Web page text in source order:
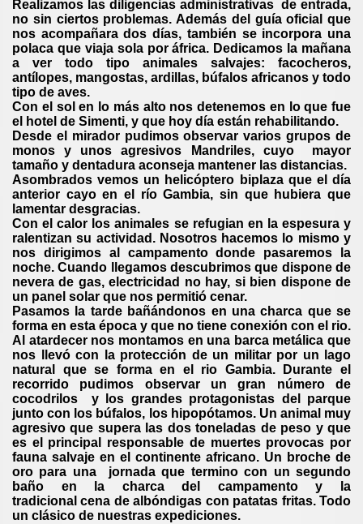
Realizamos las diligencias administrativas de entrada,
no sin ciertos problemas. Además del guía oficial que
nos acompañara dos días, también se incorpora una
polaca que viaja sola por áfrica. Dedicamos la mañana
a ver todo tipo animales salvajes: facocheros,
antílopes, mangostas, ardillas, búfalos africanos y todo
tipo de aves.
Con el sol en lo más alto nos detenemos en lo que fue
el hotel de Simenti, y que hoy día están rehabilitando.
Desde el mirador pudimos observar varios grupos de
monos y unos agresivos Mandriles, cuyo mayor
tamaño y dentadura aconseja mantener las distancias.
Asombrados vemos un helicóptero biplaza que el día
anterior cayo en el río Gambia, sin que hubiera que
lamentar desgracias.
Con el calor los animales se refugian en la espesura y
ralentizan su actividad. Nosotros hacemos lo mismo y
nos dirigimos al campamento donde pasaremos la
noche. Cuando llegamos descubrimos que dispone de
nevera de gas, electricidad no hay, si bien dispone de
un panel solar que nos permitió cenar.
Pasamos la tarde bañándonos en una charca que se
forma en esta época y que no tiene conexión con el rio.
Al atardecer nos montamos en una barca metálica que
nos llevó con la protección de un militar por un lago
natural que se forma en el rio Gambia. Durante el
recorrido pudimos observar un gran número de
cocodrilos y los grandes protagonistas del parque
junto con los búfalos, los hipopótamos. Un animal muy
agresivo que supera las dos toneladas de peso y que
es el principal responsable de muertes provocas por
fauna salvaje en el continente africano. Un broche de
oro para una jornada que termino con un segundo
baño en la charca del campamento y la
tradicional cena de albóndigas con patatas fritas. Todo
un clásico de nuestras expediciones.